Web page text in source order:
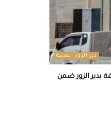
دير الزور المدينة
بدير الزور ضمن